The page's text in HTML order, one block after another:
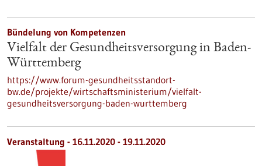
Bündelung von Kompetenzen
Vielfalt der Gesundheitsversorgung in Baden-
Württemberg
https://www.forum-gesundheitsstandort-
bw.de/projekte/wirtschaftsministerium/vielfalt-
gesundheitsversorgung-baden-wurttemberg
Veranstaltung - 16.11.2020 - 19.11.2020